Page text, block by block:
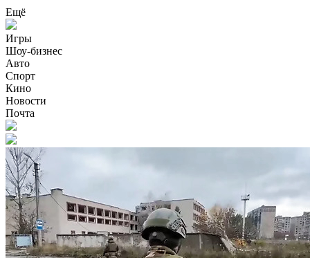
Ещё
Игры
Шоу-бизнес
Авто
Спорт
Кино
Новости
Почта